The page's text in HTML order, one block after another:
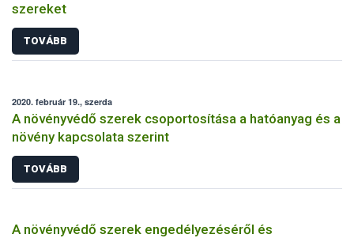
szereket
TOVÁBB
2020. február 19., szerda
A növényvédő szerek csoportosítása a hatóanyag és a
növény kapcsolata szerint
TOVÁBB
A növényvédő szerek engedélyezéséről és